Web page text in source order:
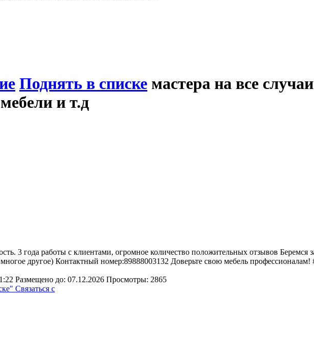
Поднять в списке мастера на все
и т.д
3 года работы с клиентами, огромное количество положительных отзывов Беремся
другое) Контактный номер:89888003132 Доверьте свою мебель профессионалам!
Размещено до: 07.12.2026 Просмотры: 2865
Связаться с